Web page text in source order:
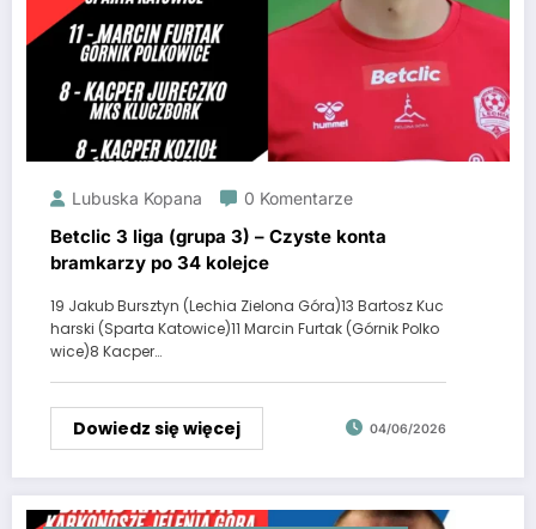
Lubuska Kopana 0 Komentarze
Betclic 3 liga (grupa 3) – Czyste konta
bramkarzy po 34 kolejce
19 Jakub Bursztyn (Lechia Zielona Góra)13 Bartosz Kuc
harski (Sparta Katowice)11 Marcin Furtak (Górnik Polko
wice)8 Kacper…
Dowiedz się więcej 04/06/2026